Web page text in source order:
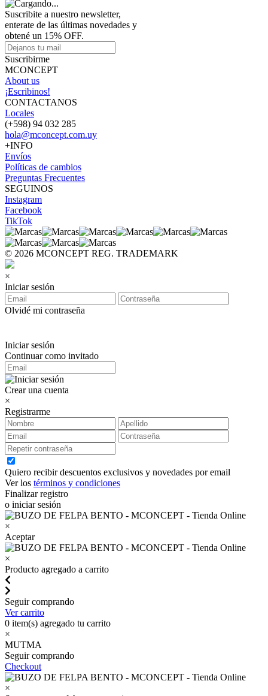
Suscribite a nuestro newsletter,
enterate de las últimas novedades y
obtené un 15% OFF.
Suscribirme
MCONCEPT
About us
¡Escribinos!
CONTACTANOS
Locales
(+598) 94 032 285
hola@mconcept.com.uy
+INFO
Envíos
Políticas de cambios
Preguntas Frecuentes
SEGUINOS
Instagram
Facebook
TikTok
© 2026 MCONCEPT REG. TRADEMARK
×
Iniciar sesión
Olvidé mi contraseña
Iniciar sesión
Continuar como invitado
Crear una cuenta
×
Registrarme
Quiero recibir descuentos exclusivos y novedades por email
Ver los términos y condiciones
Finalizar registro
o iniciar sesión
×
Aceptar
×
Producto agregado a carrito
Seguir comprando
Ver carrito
0 item(s) agregado tu carrito
×
MUTMA
Seguir comprando
Checkout
×